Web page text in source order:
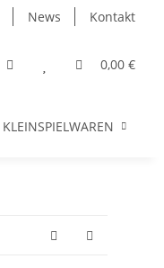
News Kontakt
0,00 €
KLEINSPIELWAREN